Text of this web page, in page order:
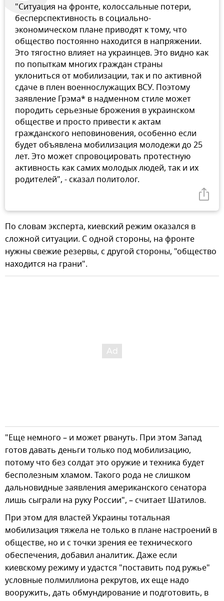
"Ситуация на фронте, колоссальные потери,
бесперспективность в социально-
экономическом плане приводят к тому, что
общество постоянно находится в напряжении.
Это тягостно влияет на украинцев. Это видно как
по попыткам многих граждан страны
уклониться от мобилизации, так и по активной
сдаче в плен военнослужащих ВСУ. Поэтому
заявление Грэма* в надменном стиле может
породить серьезные брожения в украинском
обществе и просто привести к актам
гражданского неповиновения, особенно если
будет объявлена мобилизация молодежи до 25
лет. Это может спровоцировать протестную
активность как самих молодых людей, так и их
родителей", - сказал политолог.
По словам эксперта, киевский режим оказался в
сложной ситуации. С одной стороны, на фронте
нужны свежие резервы, с другой стороны, "общество
находится на грани".
"Еще немного – и может рвануть. При этом Запад
готов давать деньги только под мобилизацию,
потому что без солдат это оружие и техника будет
бесполезным хламом. Такого рода не слишком
дальновидные заявления американского сенатора
лишь сыграли на руку России", – считает Шатилов.
При этом для властей Украины тотальная
мобилизация тяжела не только в плане настроений в
обществе, но и с точки зрения ее технического
обеспечения, добавил аналитик. Даже если
киевскому режиму и удастся "поставить под ружье"
условные полмиллиона рекрутов, их еще надо
вооружить, дать обмундирование и подготовить, в